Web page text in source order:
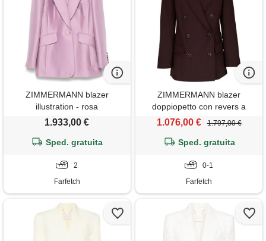
ZIMMERMANN blazer
illustration - rosa
1.933,00 €
Sped. gratuita
2
Farfetch
ZIMMERMANN blazer
doppiopetto con revers a
lancia - marrone
1.076,00 € 1.797,00 €
Sped. gratuita
0-1
Farfetch